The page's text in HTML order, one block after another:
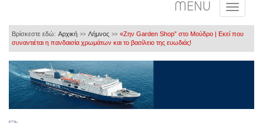
MENU
Βρίσκεστε εδώ: Αρχική >> Λήμνος >> «Ζην Garden Shop” στο Μούδρο | Εκεί που
συναντιέται η πανδαισία χρωμάτων και το βασίλειο της ευωδιάς!